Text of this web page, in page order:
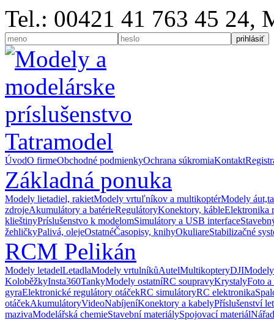
Tel.: 00421 41 763 45 24,
ÚvodO firmeObchodné podmienkyOchrana súkromiaKontakt
Základná ponuka
Modely lietadiel, rakietModely vrtuľníkov a multikoptérModely
zdrojeAkumulátory a batérieRegulátoryKonektory, kábleElektronika
klieštinyPríslušenstvo k modelomSimulátory a USB interface
žehličkyPalivá, olejeOstatnéČasopisy, knihyOkuliareStabilizačné
RCM Pelikán
Modely letadelLetadlaModely vrtulníkůAutelMultikopteryDJI
KoloběžkyInsta360TankyModely ostatníRC soupravyKrystalyFoto
gyraElektronické regulátory otáčekRC simulátoryRC elektronika
otáčekAkumulátoryVideoNabíjeníKonektory a kabelyPříslušenství
mazivaModelářská chemieStavební materiálySpojovací materiál